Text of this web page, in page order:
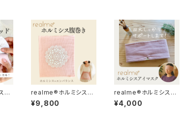
ブ
realme®ホルミシス腹
巻き
¥9,800
realme®ホルミシスア
イマスク
¥4,000